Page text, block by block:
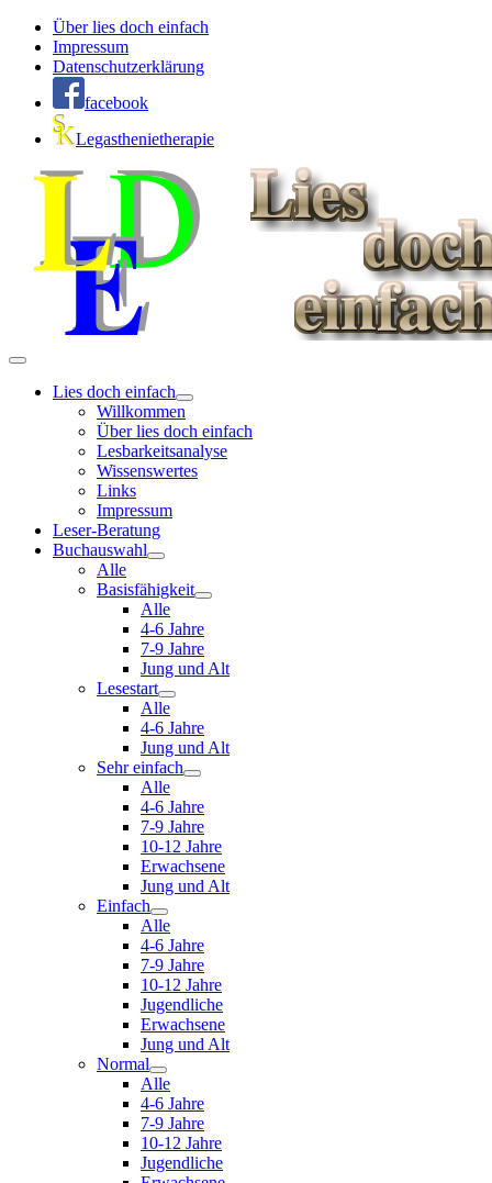
Über lies doch einfach
Impressum
Datenschutzerklärung
facebook
Legasthenietherapie
Lies doch einfach
Willkommen
Über lies doch einfach
Lesbarkeitsanalyse
Wissenswertes
Links
Impressum
Leser-Beratung
Buchauswahl
Alle
Basisfähigkeit
Alle
4-6 Jahre
7-9 Jahre
Jung und Alt
Lesestart
Alle
4-6 Jahre
Jung und Alt
Sehr einfach
Alle
4-6 Jahre
7-9 Jahre
10-12 Jahre
Erwachsene
Jung und Alt
Einfach
Alle
4-6 Jahre
7-9 Jahre
10-12 Jahre
Jugendliche
Erwachsene
Jung und Alt
Normal
Alle
4-6 Jahre
7-9 Jahre
10-12 Jahre
Jugendliche